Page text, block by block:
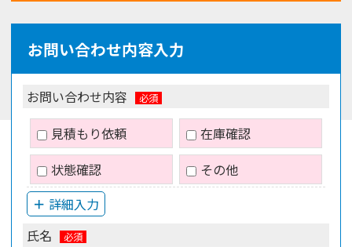
お問い合わせ内容入力
お問い合わせ内容
見積もり依頼
在庫確認
状態確認
その他
詳細入力
氏名